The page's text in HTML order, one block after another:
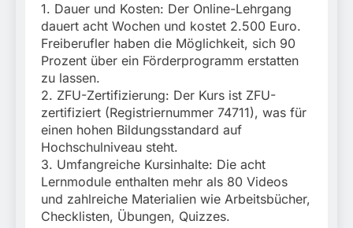
1. Dauer und Kosten: Der Online-Lehrgang
dauert acht Wochen und kostet 2.500 Euro.
Freiberufler haben die Möglichkeit, sich 90
Prozent über ein Förderprogramm erstatten
zu lassen.
2. ZFU-Zertifizierung: Der Kurs ist ZFU-
zertifiziert (Registriernummer 74711), was für
einen hohen Bildungsstandard auf
Hochschulniveau steht.
3. Umfangreiche Kursinhalte: Die acht
Lernmodule enthalten mehr als 80 Videos
und zahlreiche Materialien wie Arbeitsbücher,
Checklisten, Übungen, Quizzes.